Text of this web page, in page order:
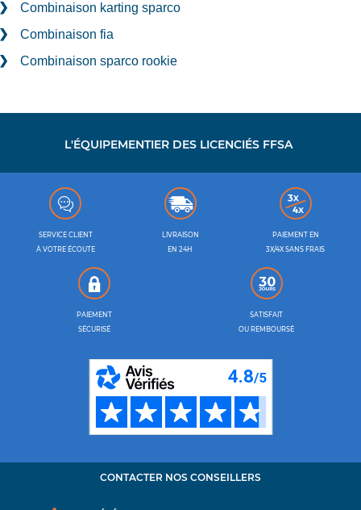
Combinaison karting sparco
Combinaison fia
Combinaison sparco rookie
L'ÉQUIPEMENTIER DES LICENCIÉS FFSA
SERVICE CLIENT
À VOTRE ÉCOUTE
LIVRAISON
EN 24H
PAIEMENT EN
3X/4X SANS FRAIS
PAIEMENT
SÉCURISÉ
SATISFAIT
OU REMBOURSÉ
CONTACTER NOS CONSEILLERS